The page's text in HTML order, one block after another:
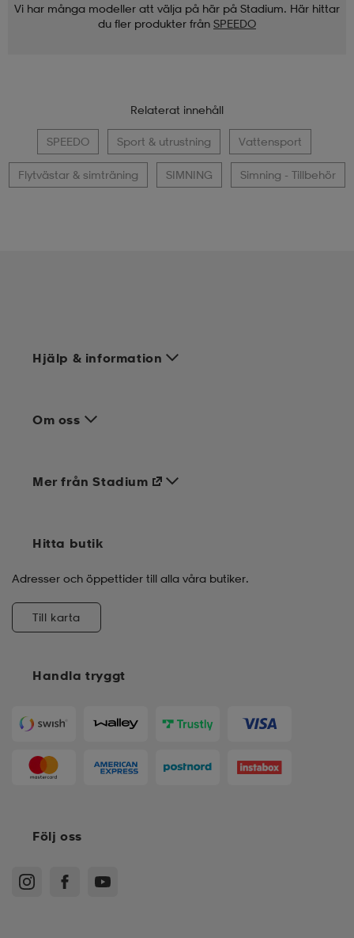
Vi har många modeller att välja på här på Stadium. Här hittar
du fler produkter från SPEEDO
Relaterat innehåll
SPEEDO Sport & utrustning Vattensport
Flytvästar & simträning SIMNING Simning - Tillbehör
Hjälp & information
Om oss
Handla tryggt
Mer från Stadium
Hitta butik
Adresser och öppettider till alla våra butiker.
Till karta
Följ oss